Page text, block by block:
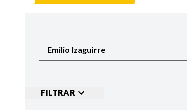
FILTRAR